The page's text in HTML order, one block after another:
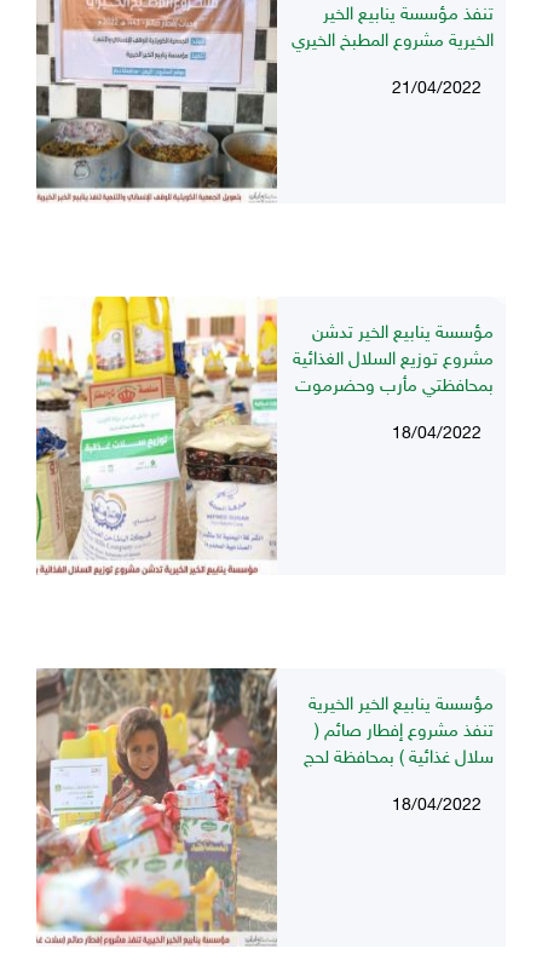
تنفذ مؤسسة ينابيع الخير
الخيرية مشروع المطبخ الخيري
21/04/2022
مؤسسة ينابيع الخير تدشن
مشروع توزيع السلال الغذائية
بمحافظتي مأرب وحضرموت
18/04/2022
مؤسسة ينابيع الخير الخيرية
تنفذ مشروع إفطار صائم (
سلال غذائية ) بمحافظة لحج
18/04/2022